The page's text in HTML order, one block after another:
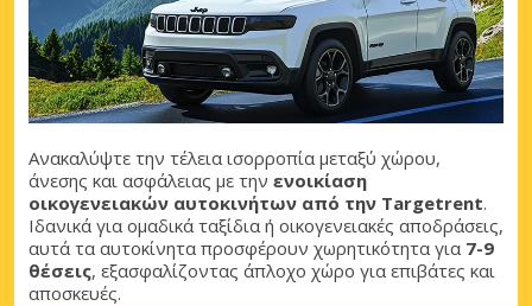
Ανακαλύψτε την τέλεια ισορροπία μεταξύ χώρου,
άνεσης και ασφάλειας με την ενοικίαση
οικογενειακών αυτοκινήτων από την Targetrent.
Ιδανικά για ομαδικά ταξίδια ή οικογενειακές αποδράσεις,
αυτά τα αυτοκίνητα προσφέρουν χωρητικότητα για 7-9
θέσεις, εξασφαλίζοντας άπλοχο χώρο για επιβάτες και
αποσκευές.